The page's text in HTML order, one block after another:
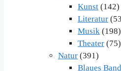
Kunst (142)
Literatur
Musik (198)
Theater (75)
Natur (391)
Blaues Band